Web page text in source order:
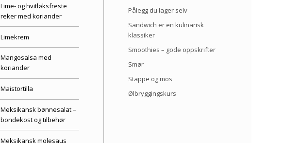
Lime- og hvitløksfreste
reker med koriander
Limekrem
Mangosalsa med
koriander
Maistortilla
Meksikansk bønnesalat –
bondekost og tilbehør
Meksikansk molesaus
Pålegg du lager selv
Sandwich er en kulinarisk
klassiker
Smoothies – gode oppskrifter
Smør
Stappe og mos
Ølbryggingskurs